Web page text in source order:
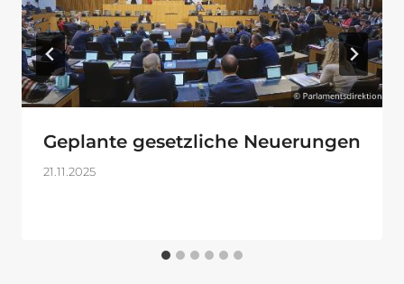
Geplante gesetzliche Neuerungen
21.11.2025